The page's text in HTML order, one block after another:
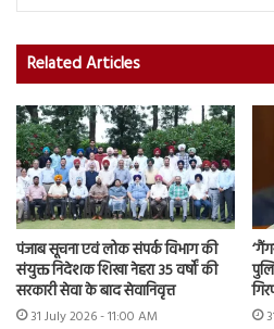
Related Articles
पंजाब सूचना एवं लोक संपर्क विभाग की
संयुक्त निदेशक शिखा नेहरा 35 वर्षों की
सरकारी सेवा के बाद सेवानिवृत्त
31 July 2026 - 11:00 AM